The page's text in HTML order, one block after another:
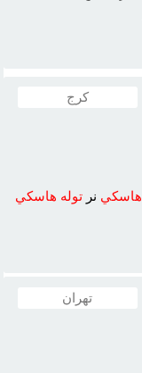
کرج
هاسکي نرتوله هاسکي
تهران